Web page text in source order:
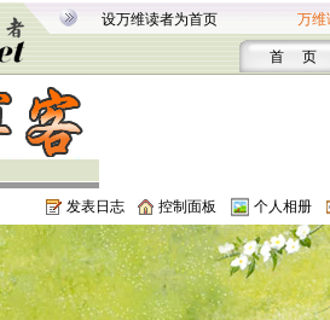
设万维读者为首页 万维
首 页
发表日志 控制面板 个人相册